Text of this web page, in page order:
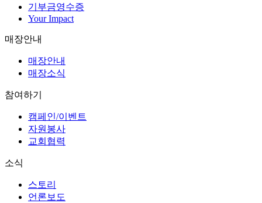
기부금영수증
Your Impact
매장안내
매장안내
매장소식
참여하기
캠페인/이벤트
자원봉사
교회협력
소식
스토리
언론보도